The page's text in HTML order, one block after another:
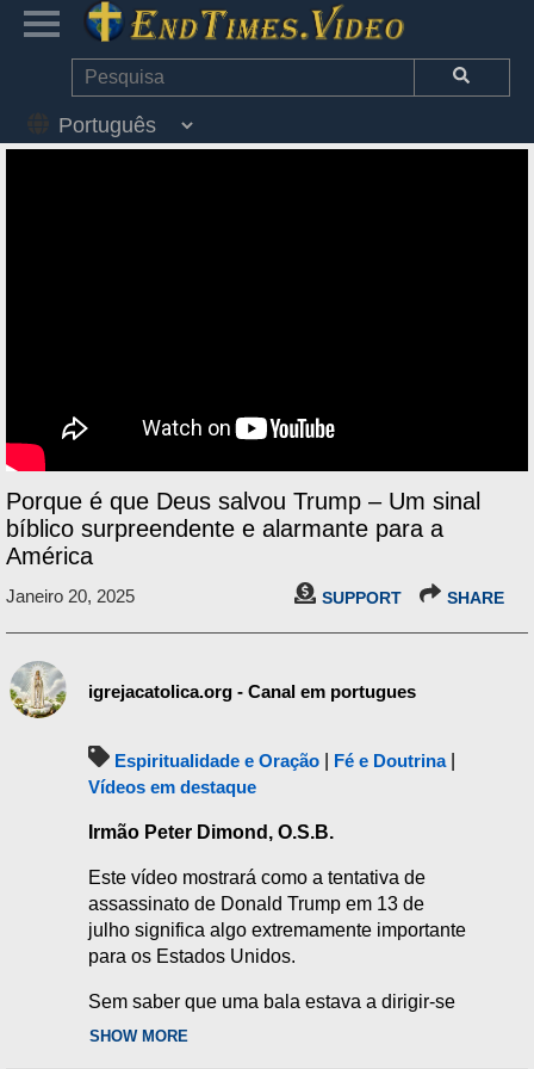
Porque é que Deus salvou Trump – Um sinal
bíblico surpreendente e alarmante para a
América
Janeiro 20, 2025 SUPPORT SHARE
igrejacatolica.org - Canal em portugues
Espiritualidade e Oração Fé e Doutrina|
Vídeos em destaque
Irmão Peter Dimond, O.S.B.
Este vídeo mostrará como a tentativa de
assassinato de Donald Trump em 13 de
julho significa algo extremamente importante
para os Estados Unidos.
Sem saber que uma bala estava a dirigir-se
diretamente para a sua cabeça, Donald
SHOW MORE